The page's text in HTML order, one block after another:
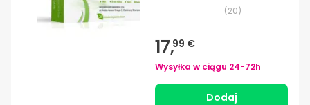
(20)
17,99 €
Wysyłka w ciągu 24-72h
Dodaj